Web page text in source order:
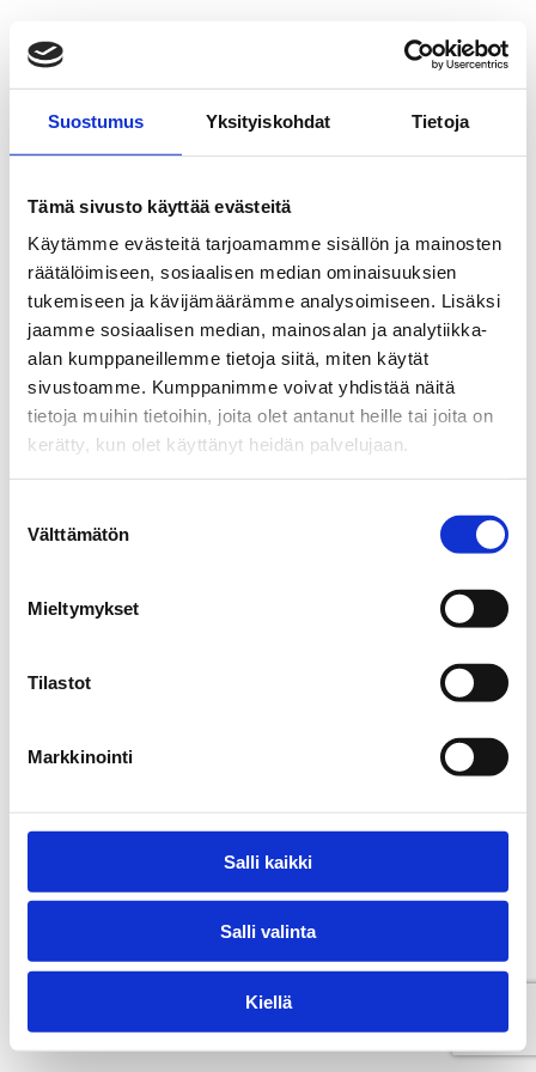
Suostumus Yksityiskohdat Tietoja
Tämä sivusto käyttää evästeitä
Käytämme evästeitä tarjoamamme sisällön ja mainosten
räätälöimiseen, sosiaalisen median ominaisuuksien
tukemiseen ja kävijämäärämme analysoimiseen. Lisäksi
jaamme sosiaalisen median, mainosalan ja analytiikka-
alan kumppaneillemme tietoja siitä, miten käytät
sivustoamme. Kumppanimme voivat yhdistää näitä
tietoja muihin tietoihin, joita olet antanut heille tai joita on
kerätty, kun olet käyttänyt heidän palvelujaan.
valinta
Välttämätön
Mieltymykset
Tilastot
Markkinointi
Salli kaikki
Salli valinta
Kiellä